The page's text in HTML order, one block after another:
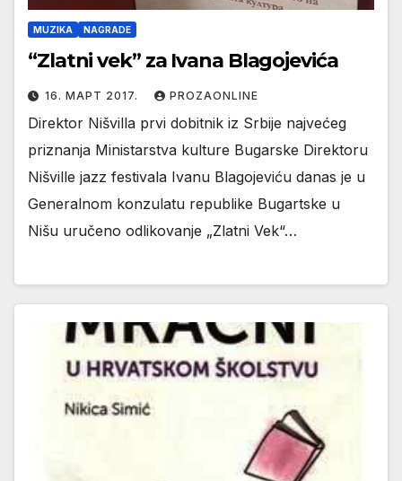
MUZIKA NAGRADE
“Zlatni vek” za Ivana Blagojevića
16. МАРТ 2017. PROZAONLINE
Direktor Nišvilla prvi dobitnik iz Srbije najvećeg
priznanja Ministarstva kulture Bugarske Direktoru
Nišville jazz festivala Ivanu Blagojeviću danas je u
Generalnom konzulatu republike Bugartske u
Nišu uručeno odlikovanje „Zlatni Vek“…